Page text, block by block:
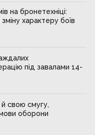
на бронетехніці:
характеру боїв
під завалами 14-
свою смугу,
оборони